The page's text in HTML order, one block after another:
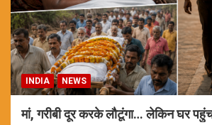
INDIA NEWS
मां, गरीबी दूर करके लौटूंगा… लेकिन घर